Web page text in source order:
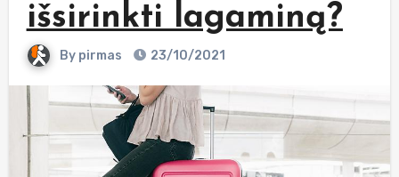
išsirinkti lagaminą?
By pirmas 23/10/2021